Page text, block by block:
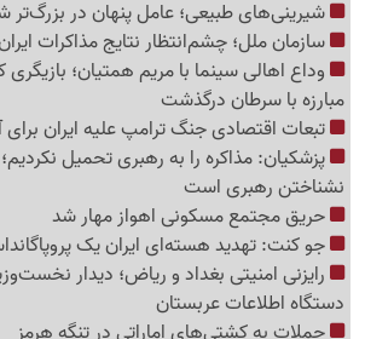
شیرینی‌های طبیعی؛ عامل پنهان در
سازمان ملل؛ چشم‌انتظار نتایج مذاکرات
مبارزه با سرطان درگذشت
تبعات اقتصادی جنگ ترامپ علیه ایران برای
پزشکیان: مذاکره را به رهبری تحمیل
نشناختن رهبری است
حریق مجتمع مسکونی اهواز مهار شد
جو کنت: تهدید هسته‌ای ایران یک
رایزنی امنیتی بغداد و ریاض؛ دیدار
دستگاه اطلاعات عربستان
حملات به کشتی‌های اماراتی در تنگه هرمز